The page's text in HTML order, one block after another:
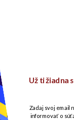
Už ti žiadna
Zadaj svoj email
informovať o